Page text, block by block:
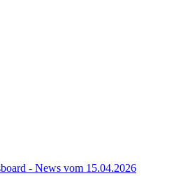
- News vom 15.04.2026